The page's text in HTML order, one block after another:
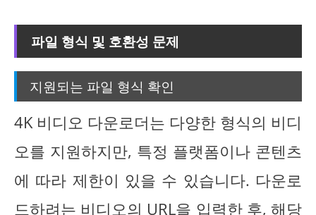
파일 형식 및 호환성 문제
지원되는 파일 형식 확인
4K 비디오 다운로더는 다양한 형식의 비디
오를 지원하지만, 특정 플랫폼이나 콘텐츠
에 따라 제한이 있을 수 있습니다. 다운로
드하려는 비디오의 URL을 입력한 후, 해당